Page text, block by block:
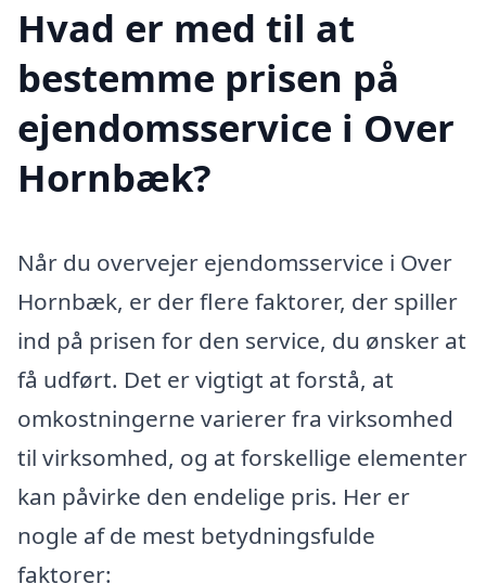
Hvad er med til at
bestemme prisen på
ejendomsservice i Over
Hornbæk?
Når du overvejer ejendomsservice i Over
Hornbæk, er der flere faktorer, der spiller
ind på prisen for den service, du ønsker at
få udført. Det er vigtigt at forstå, at
omkostningerne varierer fra virksomhed
til virksomhed, og at forskellige elementer
kan påvirke den endelige pris. Her er
nogle af de mest betydningsfulde
faktorer: